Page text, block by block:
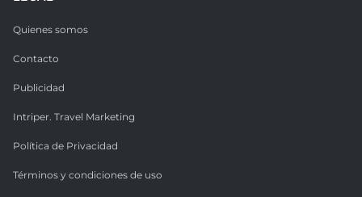
Quienes somos
Contacto
Publicidad
Intriper. Travel Marketing
Política de Privacidad
Términos y condiciones de uso